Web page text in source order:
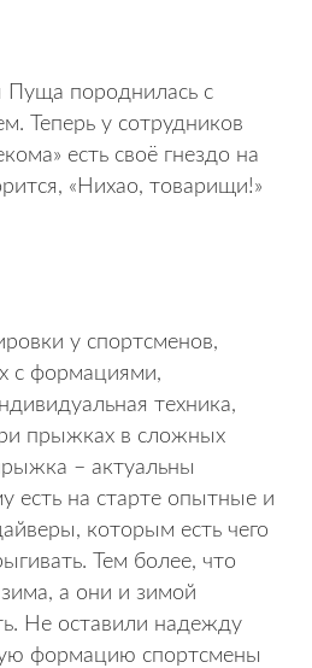
Пуща породнилась с
Теперь у сотрудников
есть своё гнездо на
«Нихао, товарищи!»
у спортсменов,
с формациями,
техника,
прыжках в сложных
– актуальны
есть на старте опытные и
которым есть чего
Тем более, что
а они и зимой
Не оставили надежду
формацию спортсмены